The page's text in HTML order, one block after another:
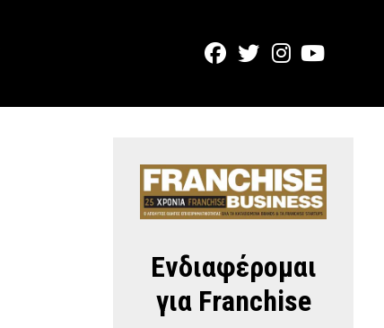
Ενδιαφέρομαι
για Franchise